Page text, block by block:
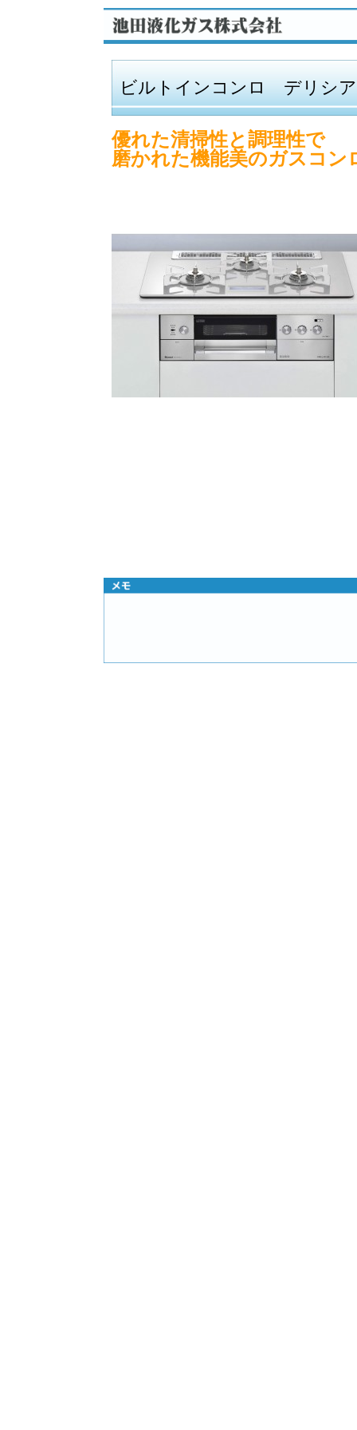
ビルトインコンロ デリシア
優れた清掃性と調理性で
磨かれた機能美のガスコン